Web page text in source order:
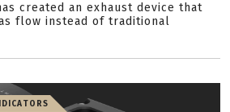
created an exhaust device that
flow instead of traditional